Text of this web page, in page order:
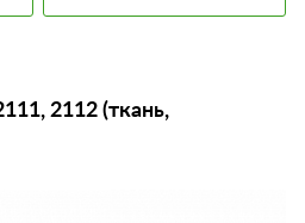
2112 (ткань,